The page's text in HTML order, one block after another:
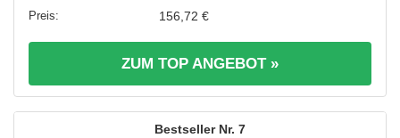
156,72 €
ZUM TOP ANGEBOT »
7